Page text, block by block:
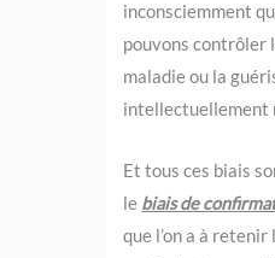
inconsciemment
pouvons contrôler
maladie ou la
intellectuellement
Et tous ces biais
le biais de
que l’on a à